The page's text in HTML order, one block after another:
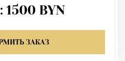
1500BYN
ЗАКАЗ